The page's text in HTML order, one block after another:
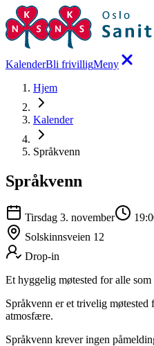
KalenderBli frivilligMeny
Hjem
Kalender
Språkvenn
Språkvenn
Tirsdag 3. november
Solskinnsveien 12
Drop-in
Et hyggelig møtested for alle
Språkvenn er et trivelig
atmosfære.
Språkvenn krever ingen